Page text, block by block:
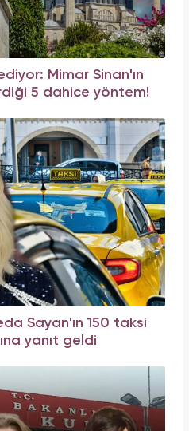
Mimar Sinan'ın
5 dahice yöntem!
Sayan'ın 150 taksi
yanıt geldi